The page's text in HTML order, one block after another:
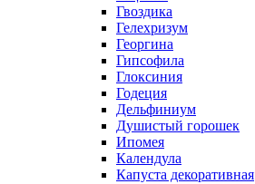
Гвоздика
Гелехризум
Георгина
Гипсофила
Глоксиния
Годеция
Дельфиниум
Душистый горошек
Ипомея
Календула
Капуста декоративная